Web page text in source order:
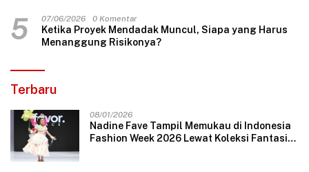
Harga Jual
5 07/06/2026 0 Komentar
Ketika Proyek Mendadak Muncul, Siapa yang Harus
Menanggung Risikonya?
Terbaru
08/01/2026
Nadine Fave Tampil Memukau di Indonesia
Fashion Week 2026 Lewat Koleksi Fantasi